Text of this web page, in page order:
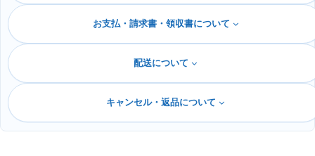
お支払・請求書・領収書について
配送について
キャンセル・返品について